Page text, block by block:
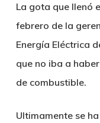
La gota que llenó
febrero de la
Energía Eléctrica
que no iba a
de combustible.
Ultimamente se